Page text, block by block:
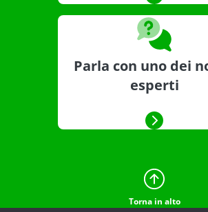
Parla con uno dei
esperti
Torna in alto